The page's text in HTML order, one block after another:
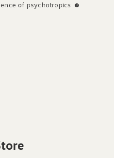
of psychotropics ☻